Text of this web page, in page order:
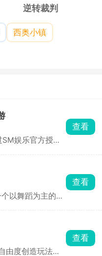
逆转裁判
西奥小镇
SM娱乐官方授
幕完成击打，精
推进曲目演奏。
了完整的闯关养
大核心系统。满
查看
以舞蹈为主的幻
其他玩家同台竞
鉴能力和身体灵
音乐曲库，环境
成为你心目中的
查看
由度创造玩法并
查看